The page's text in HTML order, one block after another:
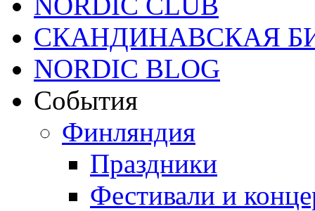
СКАНДИНАВСКАЯ
NORDIC BLOG
События
Финляндия
Праздники
Фестивали и